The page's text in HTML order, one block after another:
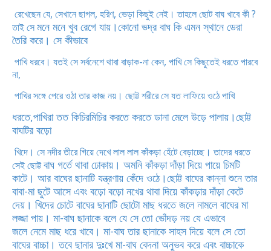
রেখেছেন যে, সেখানে ছাগল, হরিণ, ভেড়া কিছুই নেই। তাহলে ছোট বাঘ খাবে কী ?
তাই সেমনে মনে খুব রেগে যায়।কোনো ভদ্র বাঘ কি এমন স্থানে ডেরা
তৈরি করে। সে কীভাবে
পাখি ধরবে। যতই সে সর্বনেশে থাবা বাড়াক-না কেন, পাখি সে কিছুতেই ধরতে পারবে
না,
পাখির সঙ্গে পেরে ওঠা তার কাজ নয়। ছোট্ট শরীরে সে যত লাফিয়ে ওঠে পাখি
ধরতে,পাখিরা তত কিচিরমিচির করতে করতে ডানা মেলে উড়ে পালায়।ছোট্ট
বাঘটির বড়ো
খিদে। সে নদীর তীরে গিয়ে দেখে লাল লাল কাঁকড়া হেঁটে বেড়াচ্ছে। তাদের ধরতে
সেই ছোট্টবাঘ গর্তে থাবা ঢোকায়। অমনি কাঁকড়া দাঁড়া দিয়ে পায়ে চিমটি
কাটে। আর বাঘের ছানাটিযন্ত্রণায় কেঁদে ওঠে।ছোট্ট বাঘের কান্না শুনে তার
বাবা-মা ছুটে আসে এবং বড়ো বড়ো নখের থাবা দিয়ে কাঁকড়ার দাঁড়া কেটে
দেয়। খিদের চোটে বাঘের ছানাটি ছোটো মাছ ধরতে জলেনামলে বাঘের মা
লজ্জা পায়। মা-বাঘ ছানাকে বলে যে সে তো ভোঁদড় নয় যে এভাবে
জলেনেমে মাছ ধরে খাবে। মা-বাঘ তার ছানাকে সাহস দিয়ে বলে সে তো
বাঘের বাচ্চা। তবে ছানার দুঃখে মা-বাঘ বেদনা অনুভব করে এবং বাচ্চাকে